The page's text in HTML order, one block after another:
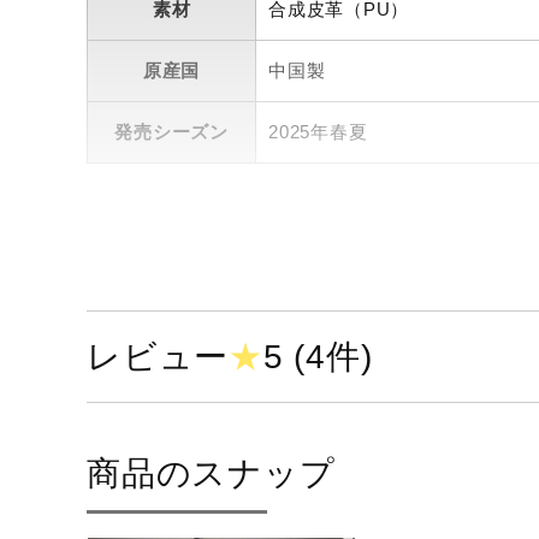
素材 合成皮革（PU）
原産国 中国製
発売シーズン 2025年春夏
レビュー★5 (4件)
商品のスナップ